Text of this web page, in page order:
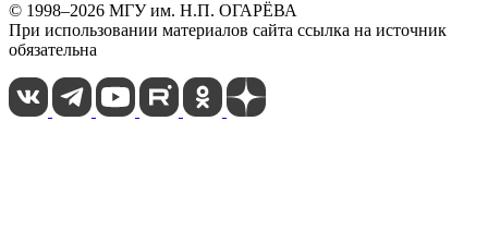
© 1998–2026 МГУ им. Н.П. ОГАРЁВА
При использовании материалов сайта ссылка на источник
обязательна